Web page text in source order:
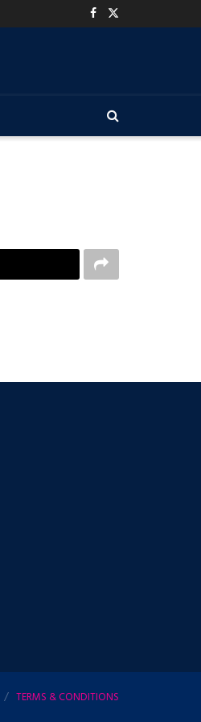
TERMS & CONDITIONS